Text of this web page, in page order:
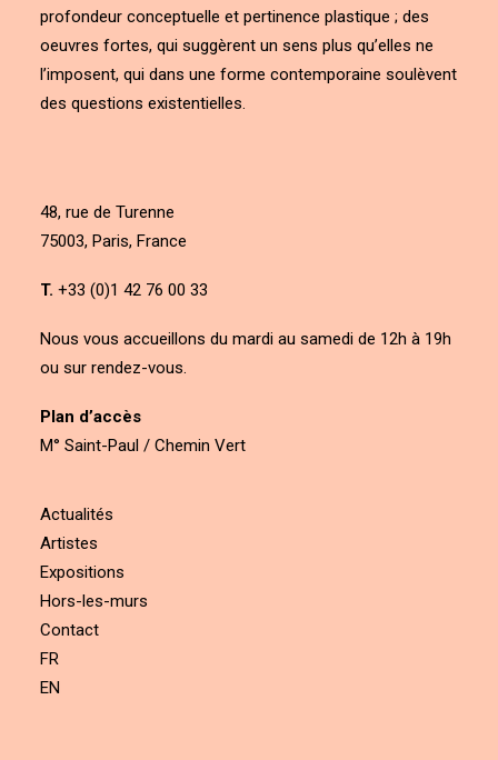
profondeur conceptuelle et pertinence plastique ; des
oeuvres fortes, qui suggèrent un sens plus qu’elles ne
l’imposent, qui dans une forme contemporaine soulèvent
des questions existentielles.
48, rue de Turenne
75003, Paris, France
T. +33 (0)1 42 76 00 33
Nous vous accueillons du mardi au samedi de 12h à 19h
ou sur rendez-vous.
Plan d’accès
M° Saint-Paul / Chemin Vert
Actualités
Artistes
Expositions
Hors-les-murs
Contact
FR
EN